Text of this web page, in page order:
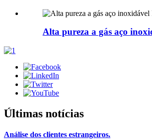
Alta pureza a gás aço
Últimas notícias
Análise dos clientes estrangeiros.